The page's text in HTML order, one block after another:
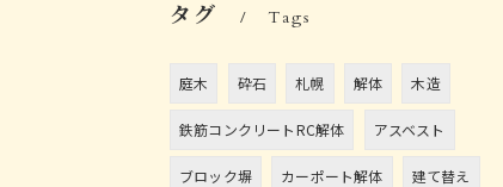
タグ Tags
庭木 砕石 札幌 解体 木造
鉄筋コンクリートRC解体 アスベスト
ブロック塀 カーポート解体 建て替え